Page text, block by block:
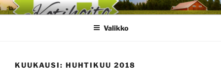
Siirry
sisältöönITÄ-SUOMEN KOTIHOITO
HYMYNKAREValikko
KUUKAUSI: HUHTIKUU 2018